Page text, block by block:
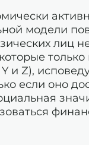
модели
лиц
только
и Z),
если оно